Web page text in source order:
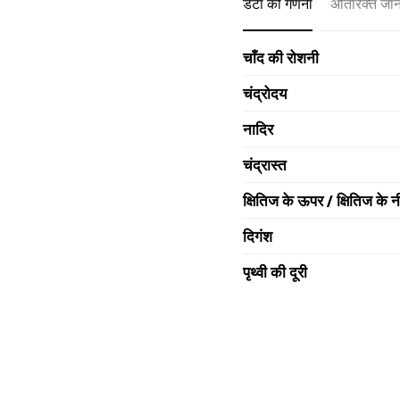
चाँद की रोशनी
चंद्रोदय
नादिर
चंद्रास्त
क्षितिज के ऊपर / क्षितिज के
दिगंश
पृथ्वी की दूरी